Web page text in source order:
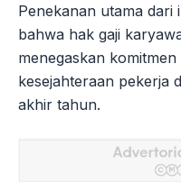
Penekanan utama dari
bahwa hak gaji
menegaskan
kesejahteraan pekerja
akhir tahun.